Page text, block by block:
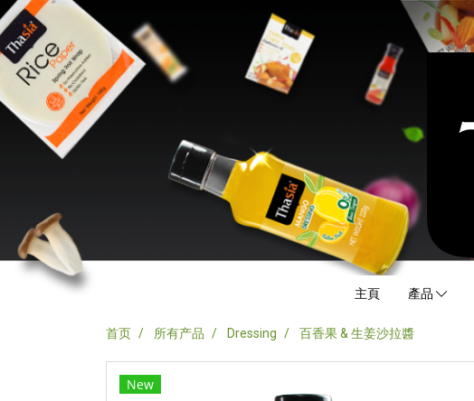
主頁 產品
首页 所有产品 Dressing 百香果 & 生姜沙拉醬
New